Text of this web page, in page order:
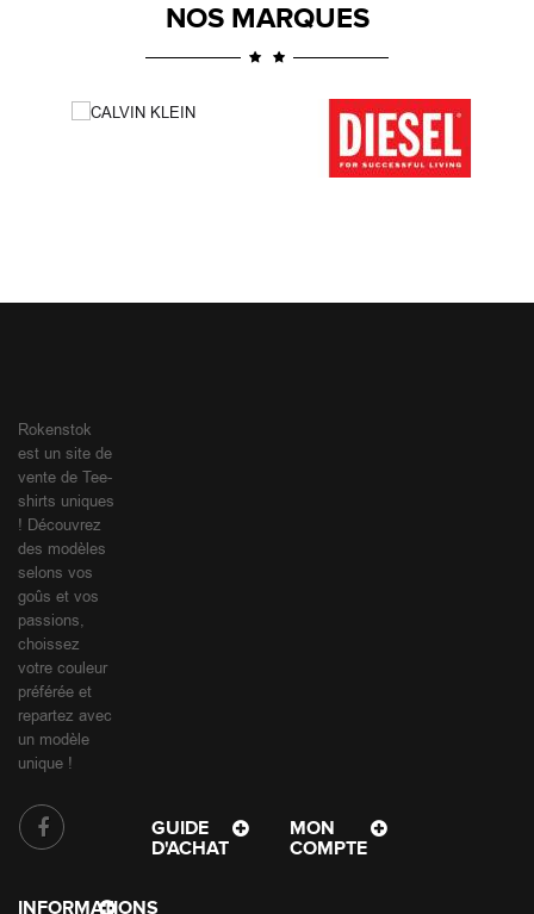
NOS MARQUES
Rokenstok
est un site de
vente de Tee-
shirts uniques
! Découvrez
des modèles
selons vos
goûs et vos
passions,
choissez
votre couleur
préférée et
repartez avec
un modèle
unique !
GUIDE
D'ACHAT
MON
COMPTE
INFORMATIONS